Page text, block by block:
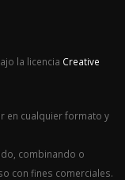
la licencia Creative
en cualquier formato y
combinando o
con fines comerciales.